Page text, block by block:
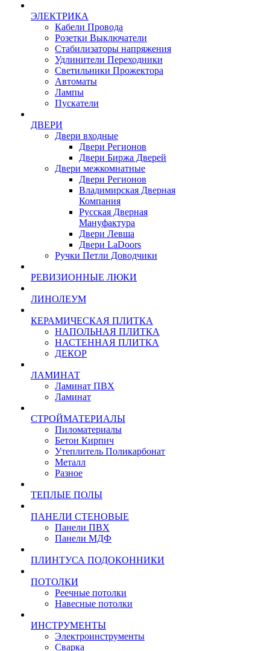
ЭЛЕКТРИКА
Кабели Провода
Розетки Выключатели
Стабилизаторы напряжения
Удлинители Переходники
Светильники Прожектора
Автоматы
Лампы
Пускатели
ДВЕРИ
Двери входные
Двери Регионов
Двери Биржа Дверей
Двери межкомнатные
Двери Регионов
Владимирская Дверная
Компания
Русская Дверная
Мануфактура
Двери Левша
Двери LaDoors
Ручки Петли Доводчики
РЕВИЗИОННЫЕ ЛЮКИ
ЛИНОЛЕУМ
КЕРАМИЧЕСКАЯ ПЛИТКА
НАПОЛЬНАЯ ПЛИТКА
НАСТЕННАЯ ПЛИТКА
ДЕКОР
ЛАМИНАТ
Ламинат ПВХ
Ламинат
СТРОЙМАТЕРИАЛЫ
Пиломатериалы
Бетон Кирпич
Утеплитель Поликарбонат
Металл
Разное
ТЕПЛЫЕ ПОЛЫ
ПАНЕЛИ СТЕНОВЫЕ
Панели ПВХ
Панели МДФ
ПЛИНТУСА ПОДОКОННИКИ
ПОТОЛКИ
Реечные потолки
Навесные потолки
ИНСТРУМЕНТЫ
Электроинструменты
Сварка